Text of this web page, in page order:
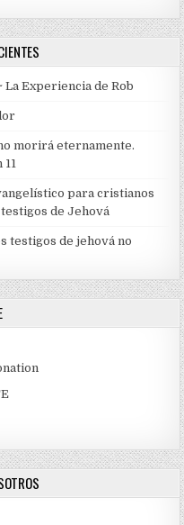
La Experiencia de Rob
morirá eternamente.
11
para cristianos
de Jehová
testigos de jehová no